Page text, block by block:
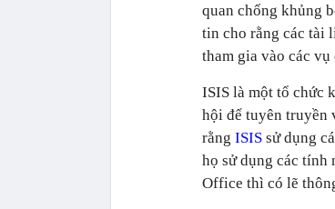
quan chống khủng
tin cho rằng các tài
tham gia vào các vụ
ISIS là một tổ chức
hội để tuyên truyền
rằng ISIS sử dụng
họ sử dụng các tính
Office thì có lẽ